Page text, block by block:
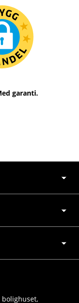
garanti.